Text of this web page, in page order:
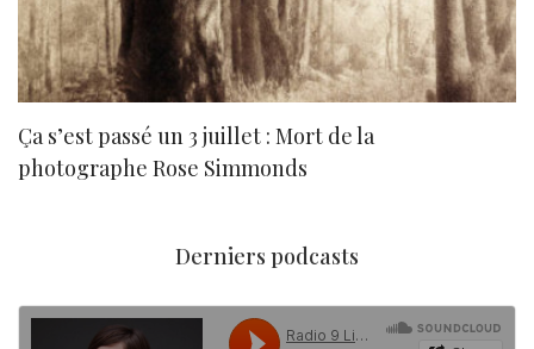
Ça s’est passé un 3 juillet : Mort de la
photographe Rose Simmonds
Derniers podcasts